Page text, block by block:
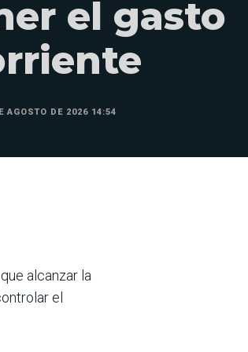
el gasto
AGOSTO DE 2026 14:54
alcanzar la
el